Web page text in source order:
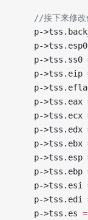
//接下来修
p-
    p->tss.esp0
    p->tss.ss0
    p->tss.eip
p-
    p->tss.eax
    p->tss.ecx
    p->tss.edx
    p->tss.ebx
    p->tss.esp
    p->tss.ebp
    p->tss.esi
    p->tss.edi
    p->tss.es
=